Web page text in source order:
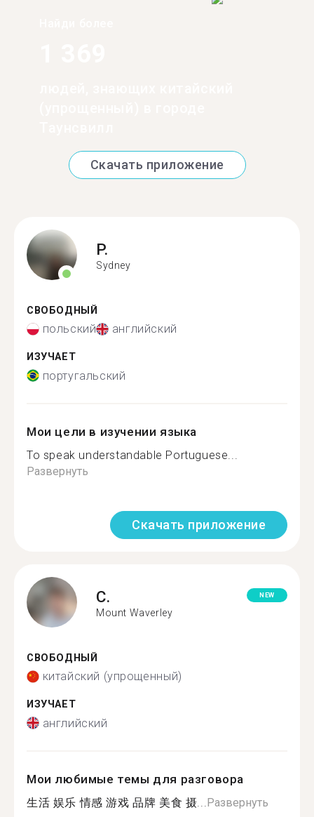
Скачать приложение
P.
Sydney
СВОБОДНЫЙ
польский английский
ИЗУЧАЕТ
португальский
Мои цели в изучении языка
To speak understandable Portuguese...
Развернуть
Скачать приложение
C.
Mount Waverley
NEW
СВОБОДНЫЙ
китайский (упрощенный)
ИЗУЧАЕТ
английский
Мои любимые темы для разговора
生活 娱乐 情感 游戏 品牌 美食 摄... Развернуть